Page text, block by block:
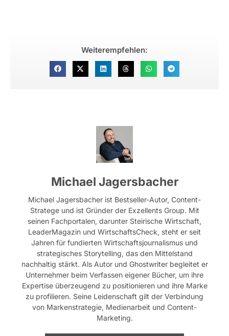
Weiterempfehlen:
Michael Jagersbacher
Michael Jagersbacher ist Bestseller-Autor, Content-
Stratege und ist Gründer der Exzellents Group. Mit
seinen Fachportalen, darunter Steirische Wirtschaft,
LeaderMagazin und WirtschaftsCheck, steht er seit
Jahren für fundierten Wirtschaftsjournalismus und
strategisches Storytelling, das den Mittelstand
nachhaltig stärkt. Als Autor und Ghostwriter begleitet er
Unternehmer beim Verfassen eigener Bücher, um ihre
Expertise überzeugend zu positionieren und ihre Marke
zu profilieren. Seine Leidenschaft gilt der Verbindung
von Markenstrategie, Medienarbeit und Content-
Marketing.